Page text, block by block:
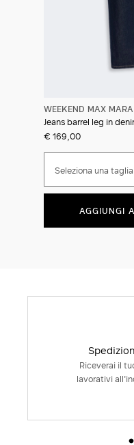
WEEKEND MAX MARA
Jeans barrel leg in
€ 169,00
Seleziona una taglia
AGGIUNGI
Riceverai il
lavorativi